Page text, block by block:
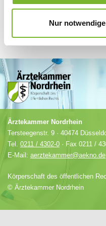
Nur
Ärztekammer Nordrhein
Tersteegenstr. 9 · 40474
Tel. 0211 / 4302-0 · Fax 0211 /
E-Mail: aerztekammer@aekno.de
Körperschaft des öffentlichen
© Ärztekammer Nordrhein